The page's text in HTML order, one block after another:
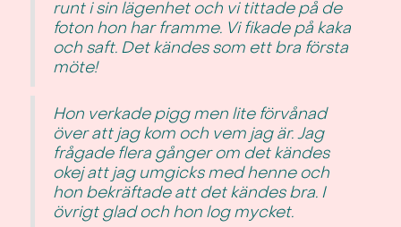
runt i sin lägenhet och vi tittade på de
foton hon har framme. Vi fikade på kaka
och saft. Det kändes som ett bra första
möte!
Hon verkade pigg men lite förvånad
över att jag kom och vem jag är. Jag
frågade flera gånger om det kändes
okej att jag umgicks med henne och
hon bekräftade att det kändes bra. I
övrigt glad och hon log mycket.